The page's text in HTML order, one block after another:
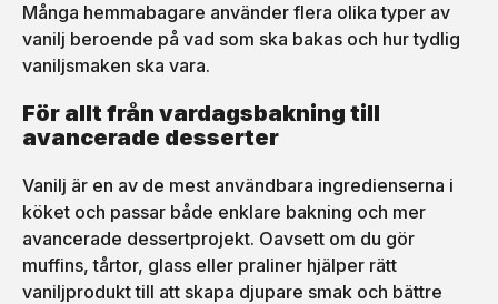
Många hemmabagare använder flera olika typer av
vanilj beroende på vad som ska bakas och hur tydlig
vaniljsmaken ska vara.
För allt från vardagsbakning till
avancerade desserter
Vanilj är en av de mest användbara ingredienserna i
köket och passar både enklare bakning och mer
avancerade dessertprojekt. Oavsett om du gör
muffins, tårtor, glass eller praliner hjälper rätt
vaniljprodukt till att skapa djupare smak och bättre